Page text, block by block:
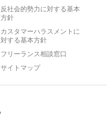
反社会的勢力に対する基本
方針
カスタマーハラスメントに
対する基本方針
フリーランス相談窓口
サイトマップ